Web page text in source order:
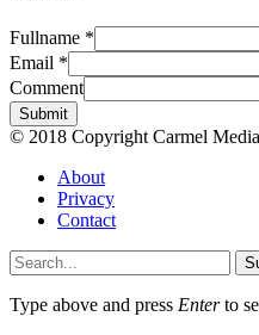
Fullname *
Email *
Comment
Submit
© 2018 Copyright Carmel
About
Privacy
Contact
Type above and press Enterto